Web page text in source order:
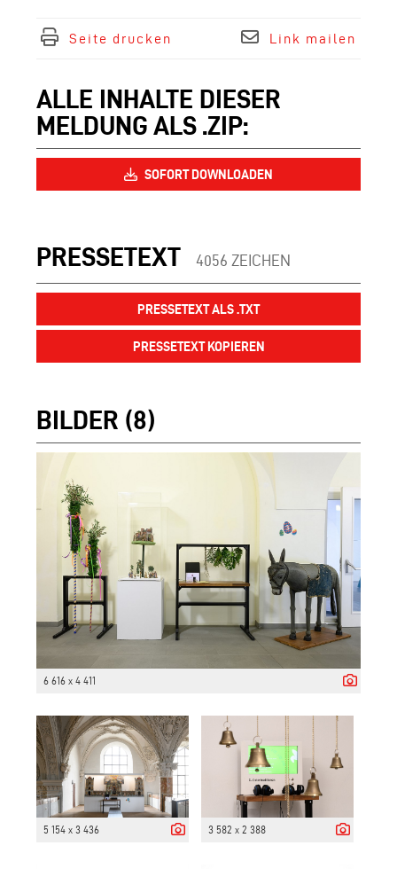
Seite drucken Link mailen
ALLE INHALTE DIESER
MELDUNG ALS .ZIP:
SOFORT DOWNLOADEN
PRESSETEXT 4056 ZEICHEN
PRESSETEXT ALS .TXT
PRESSETEXT KOPIEREN
BILDER (8)
6 616 x 4 411
5 154 x 3 436 3 582 x 2 388